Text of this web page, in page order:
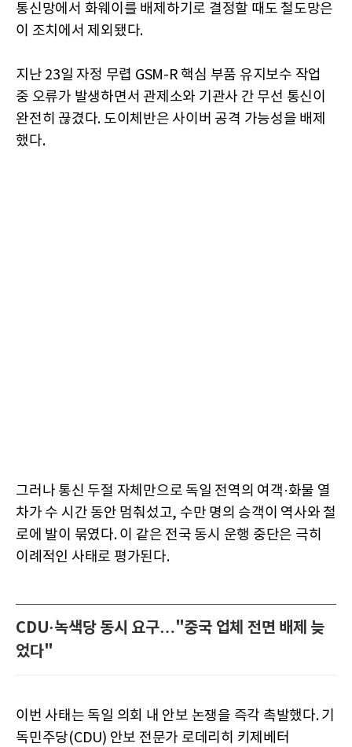
통신망에서 화웨이를 배제하기로 결정할 때도 철도망은
이 조치에서 제외됐다.
지난 23일 자정 무렵 GSM-R 핵심 부품 유지보수 작업
중 오류가 발생하면서 관제소와 기관사 간 무선 통신이
완전히 끊겼다. 도이체반은 사이버 공격 가능성을 배제
했다.
그러나 통신 두절 자체만으로 독일 전역의 여객·화물 열
차가 수 시간 동안 멈춰섰고, 수만 명의 승객이 역사와 철
로에 발이 묶였다. 이 같은 전국 동시 운행 중단은 극히
이례적인 사태로 평가된다.
CDU·녹색당 동시 요구…"중국 업체 전면 배제 늦
었다"
이번 사태는 독일 의회 내 안보 논쟁을 즉각 촉발했다. 기
독민주당(CDU) 안보 전문가 로데리히 키제베터